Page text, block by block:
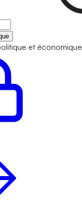
et économique